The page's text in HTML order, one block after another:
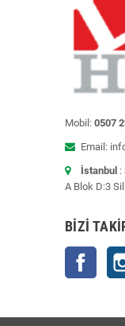
Mobil: 0507
Email:
İstanbul :
A Blok D:3
BIZI